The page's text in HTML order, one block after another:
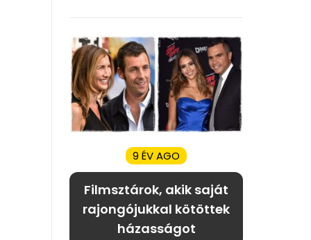
9 ÉV AGO
Filmsztárok, akik saját
rajongójukkal kötöttek
házasságot